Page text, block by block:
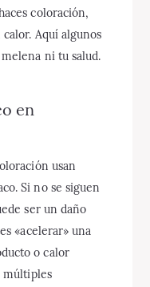
coloración,
Aquí algunos
ni tu salud.
en
usan
Si no se siguen
ser un daño
«acelerar» una
o calor
múltiples